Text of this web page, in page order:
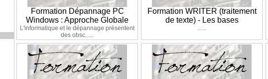
Formation Dépannage PC
Windows : Approche Globale
L'informatique et le dépannage présentent
des obsc......
Formation WRITER (traitement
de texte) - Les bases
......